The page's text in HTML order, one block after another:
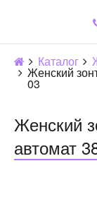
Каталог
Женский
03
Женский
автомат